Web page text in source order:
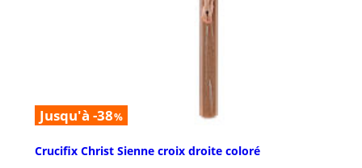
Jusqu'à -38%
Crucifix Christ Sienne croix droite coloré